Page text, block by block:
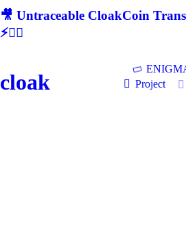
🎥 Untraceable CloakCoin
⚡🕵‍♂
cloak
Project